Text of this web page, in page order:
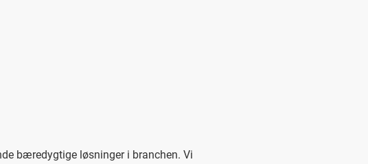
bæredygtige løsninger i branchen. Vi